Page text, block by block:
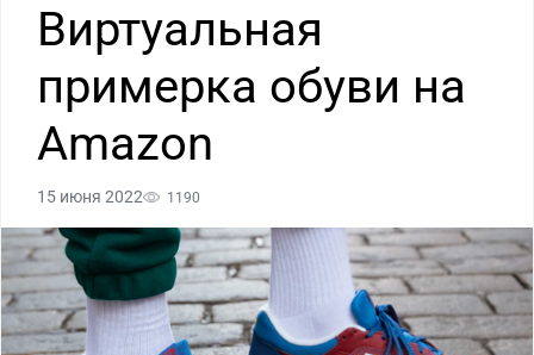
Виртуальная
примерка обуви на
Amazon
15 июня 2022 1190